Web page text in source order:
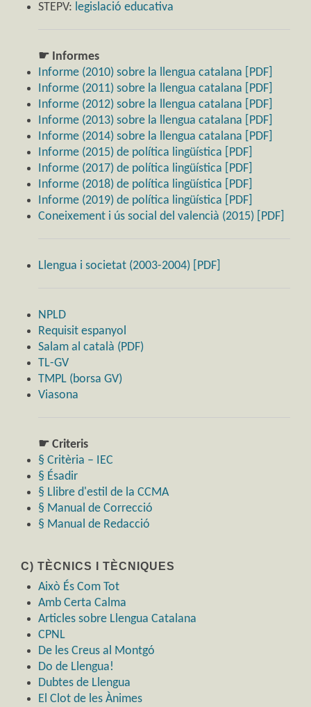
STEPV: legislació educativa
☛ Informes
Informe (2010) sobre la llengua catalana [PDF]
Informe (2011) sobre la llengua catalana [PDF]
Informe (2012) sobre la llengua catalana [PDF]
Informe (2013) sobre la llengua catalana [PDF]
Informe (2014) sobre la llengua catalana [PDF]
Informe (2015) de política lingüística [PDF]
Informe (2017) de política lingüística [PDF]
Informe (2018) de política lingüística [PDF]
Informe (2019) de política lingüística [PDF]
Coneixement i ús social del valencià (2015) [PDF]
Llengua i societat (2003-2004) [PDF]
NPLD
Requisit espanyol
Salam al català (PDF)
TL-GV
TMPL (borsa GV)
Viasona
☛ Criteris
§ Critèria – IEC
§ Ésadir
§ Llibre d'estil de la CCMA
§ Manual de Correcció
§ Manual de Redacció
C) TÈCNICS I TÈCNIQUES
Això És Com Tot
Amb Certa Calma
Articles sobre Llengua Catalana
CPNL
De les Creus al Montgó
Do de Llengua!
Dubtes de Llengua
El Clot de les Ànimes